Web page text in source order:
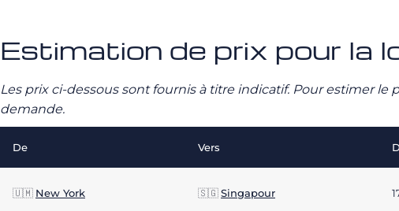
Estimation de prix pour la
Les prix ci-dessous sont fournis à titre indicatif. Pour estimer
demande.
De Vers
🇺🇲 New York 🇸🇬Singapour